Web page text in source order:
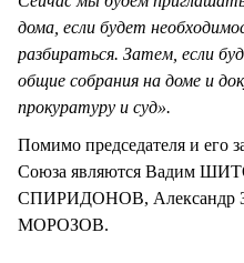
дома, если будет
разбираться. Затем, если
общие собрания на доме и
прокуратуру и суд».
Помимо председателя и его
Союза являются Вадим
СПИРИДОНОВ, Александр
МОРОЗОВ.